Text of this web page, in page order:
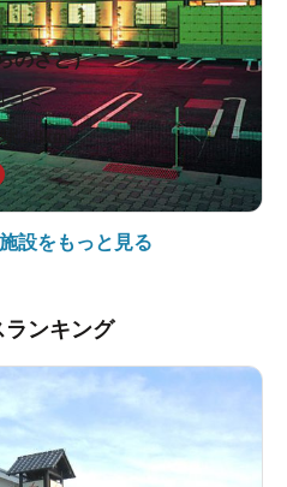
のさと）
コミ
2.8km
設をもっと見る
ンキング